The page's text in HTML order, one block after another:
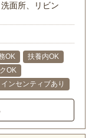
面所、リビン
OK
扶養内OK
OK
インセンティブあり